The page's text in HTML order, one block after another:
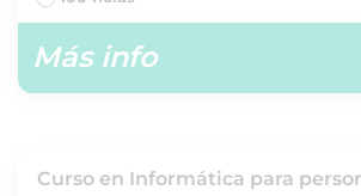
Más info
Curso en Informática para